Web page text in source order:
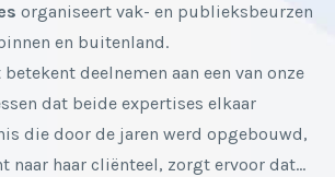
organiseert vak- en publieksbeurzen
en buitenland.
betekent deelnemen aan een van onze
dat beide expertises elkaar
die door de jaren werd opgebouwd,
naar haar cliënteel, zorgt ervoor dat…